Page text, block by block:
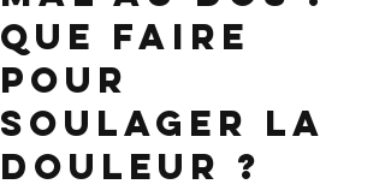
que faire
pour
soulager la
douleur ?